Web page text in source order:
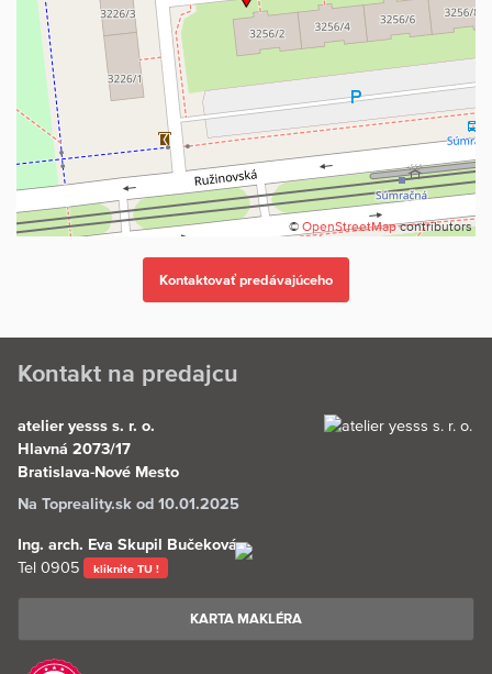
Ak hľadáte bývanie v Ružinove, ktoré je pripravené na novú
kapitolu, tento byt si určite zaslúži vašu pozornosť. Dohodnite si
obhliadku a príďte sa presvedčiť, ako sa vám tu bude bývať.
Eva Skupil Bučeková - 0905 754 562
atelier yesss
Staráme sa o Vaše bývanie!
© OpenStreetMapcontributors
Kontakt na predajcu
atelier yesss s. r. o.
Hlavná 2073/17
Bratislava-Nové Mesto
Na Topreality.sk od 10.01.2025
Ing. arch. Eva Skupil Bučeková
Tel 0905 kliknite TU !
KARTA MAKLÉRA